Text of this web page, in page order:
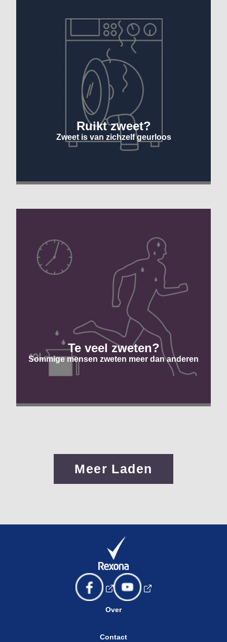
Ruikt zweet?
Zweet is van zichzelf geurloos
Te veel zweten?
Sommige mensen zweten meer dan anderen
Meer Laden
Over
Contact